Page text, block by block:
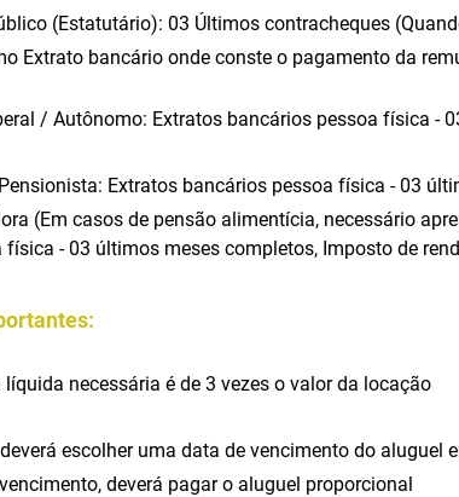
(Estatutário): 03 Últimos contracheques
Extrato bancário onde conste o pagamento da
/ Autônomo: Extratos bancários pessoa física -
Extratos bancários pessoa física - 03
(Em casos de pensão alimentícia, necessário
física - 03 últimos meses completos, Imposto de
necessária é de 3 vezes o valor da locação
escolher uma data de vencimento do aluguel
deverá pagar o aluguel proporcional